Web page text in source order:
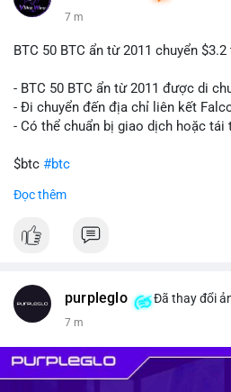
7 m
BTC 50 BTC ẩn từ 2011 chuyển
- BTC 50 BTC ẩn từ 2011 được di
- Đi chuyển đến địa chỉ liên kết
- Có thể chuẩn bị giao dịch hoặc
$btc #btc
#vlikevn
📰 Nguồn: CoinDesk
Đọc thêm
purpleglo Đã thay đổi
7 m